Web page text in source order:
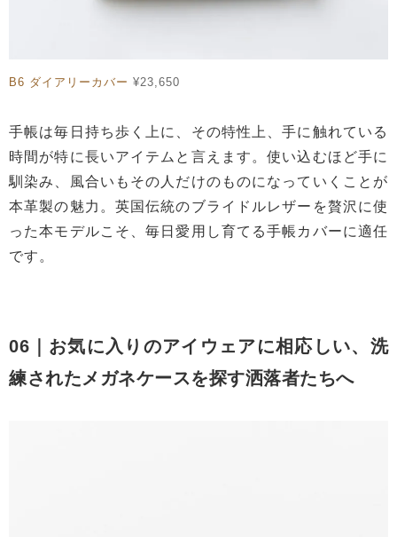
B6 ダイアリーカバー ¥23,650
手帳は毎日持ち歩く上に、その特性上、手に触れている
時間が特に長いアイテムと言えます。使い込むほど手に
馴染み、風合いもその人だけのものになっていくことが
本革製の魅力。英国伝統のブライドルレザーを贅沢に使
った本モデルこそ、毎日愛用し育てる手帳カバーに適任
です。
06｜お気に入りのアイウェアに相応しい、洗
練されたメガネケースを探す洒落者たちへ